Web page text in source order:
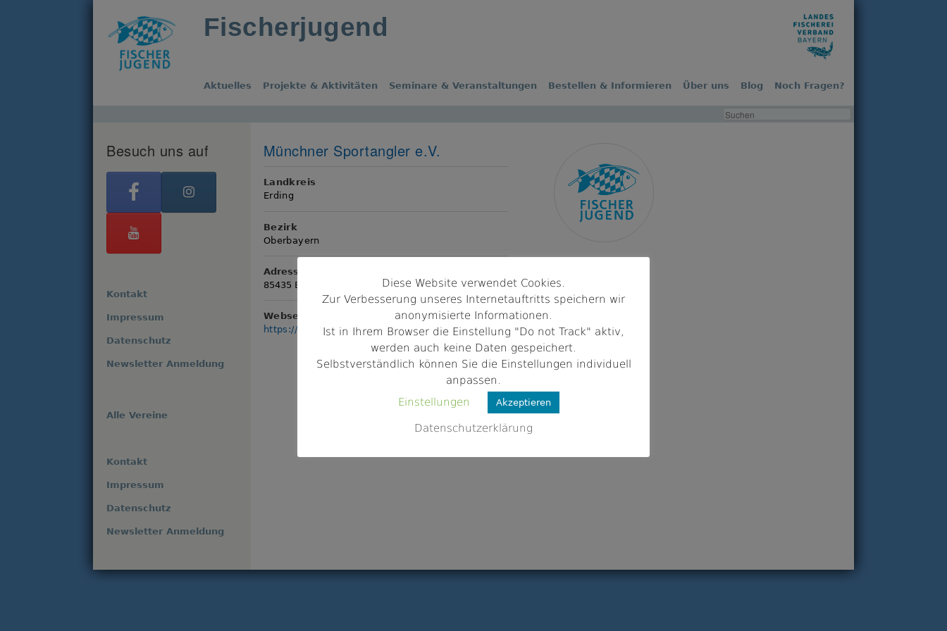
Fischerjugend
Aktuelles Projekte & Aktivitäten Seminare & Veranstaltungen Bestellen & Informieren Über uns Blog Noch Fragen?
Münchner Sportangler e.V.
Landkreis
Erding
Bezirk
Oberbayern
Adresse
85435 Erding
Webseite
https://www.muenchner-sportangler.de/new/
Besuch uns auf
Kontakt
Impressum
Datenschutz
Newsletter Anmeldung
Alle Vereine
Kontakt
Impressum
Datenschutz
Newsletter Anmeldung
Diese Website verwendet Cookies.
Zur Verbesserung unseres Internetauftritts speichern wir
anonymisierte Informationen.
Ist in Ihrem Browser die Einstellung "Do not Track" aktiv,
werden auch keine Daten gespeichert.
Selbstverständlich können Sie die Einstellungen individuell
anpassen.
Einstellungen
Akzeptieren
Datenschutzerklärung